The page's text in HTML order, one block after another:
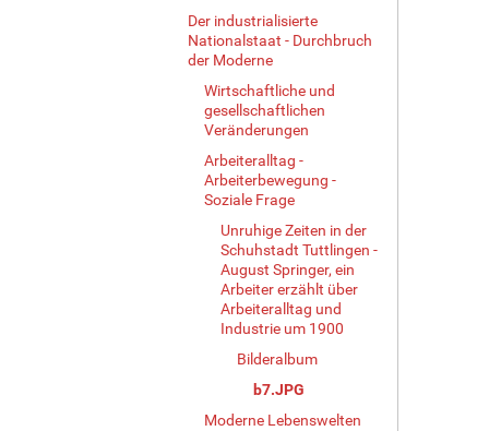
Der industrialisierte
Nationalstaat - Durchbruch
der Moderne
Wirtschaftliche und
gesellschaftlichen
Veränderungen
Arbeiteralltag -
Arbeiterbewegung -
Soziale Frage
Unruhige Zeiten in der
Schuhstadt Tuttlingen -
August Springer, ein
Arbeiter erzählt über
Arbeiteralltag und
Industrie um 1900
Bilderalbum
b7.JPG
Moderne Lebenswelten